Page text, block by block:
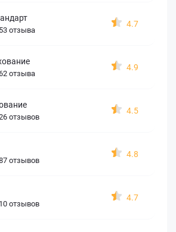
отзыва
4.7
отзыва
4.9
отзывов
4.5
отзывов
4.8
отзывов
4.7